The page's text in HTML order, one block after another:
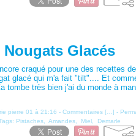
Nougats Glacés
craqué pour une des recettes
glacé qui m'a fait "tilt".... Et
tombe très bien j'ai du monde à
pierre 01 à 21:16 - Commentaires [ ] -
Pistaches, Amandes, Miel, Demarle